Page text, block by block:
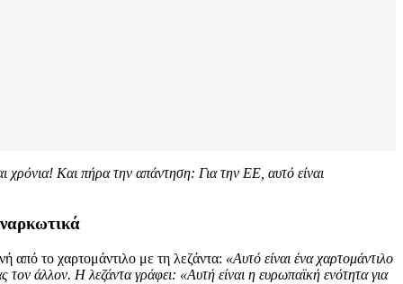
Και πήρα την απάντηση: Για την ΕΕ, αυτό είναι
από το χαρτομάντιλο με τη λεζάντα: «Αυτό είναι ένα χαρτομάντιλο
τον άλλον. Η λεζάντα γράφει: «Αυτή είναι η ευρωπαϊκή ενότητα για